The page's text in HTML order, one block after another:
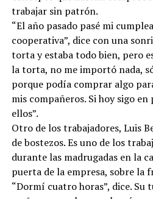
trabajar sin patrón.
“El año pasado pasé mi
cooperativa”, dice con una
torta y estaba todo bien, pero
la torta, no me importó nada,
porque podía comprar algo
mis compañeros. Si hoy sigo
ellos”.
Otro de los trabajadores, Luis
de bostezos. Es uno de los
durante las madrugadas en la
puerta de la empresa, sobre la
“Dormí cuatro horas”, dice. Su